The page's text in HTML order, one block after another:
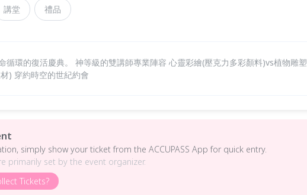
講堂 禮品
循環的復活慶典。 神等級的雙講師專業陣容 心靈彩繪(壓克力多彩顏料)vs植物雕塑
) 穿約時空的世紀約會
simply show your ticket from the ACCUPASS App for quick entry.
primarily set by the event organizer.
Tickets?